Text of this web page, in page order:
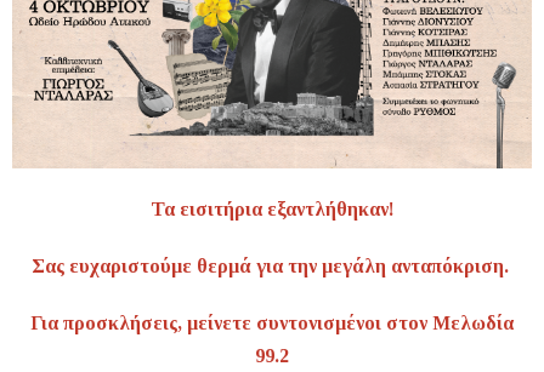
Τα εισιτήρια εξαντλήθηκαν!
Σας ευχαριστούμε θερμά για την μεγάλη ανταπόκριση.
Για προσκλήσεις, μείνετε συντονισμένοι στον Μελωδία
99.2